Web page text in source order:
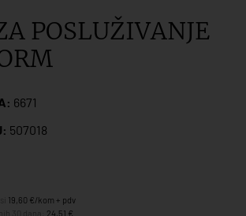
POSLUŽIVANJE
6671
507018
19,60 €/kom + pdv
24,51 €